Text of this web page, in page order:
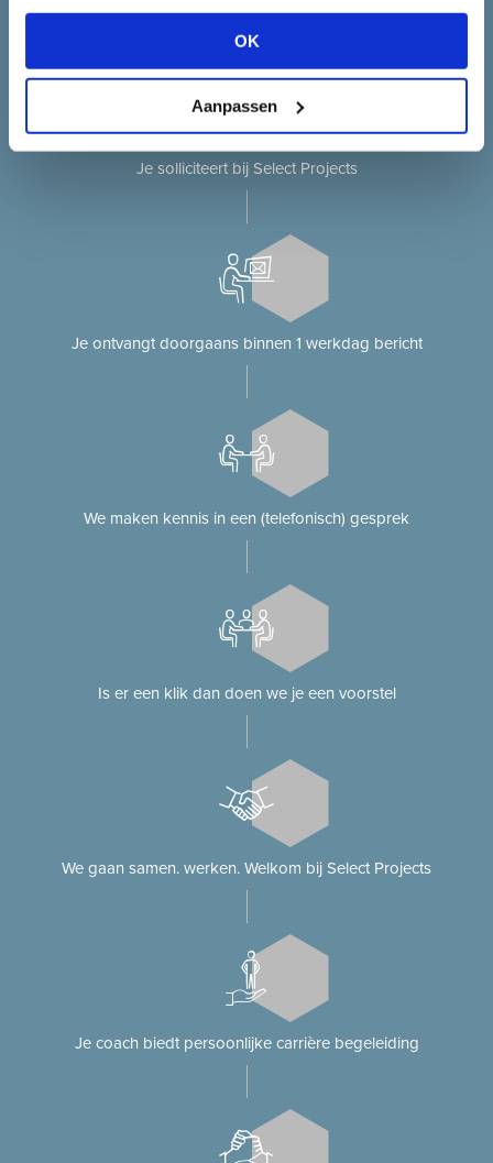
OK
Aanpassen
Je solliciteert op onze website?
Je solliciteert bij Select Projects
Je ontvangt doorgaans binnen 1 werkdag bericht
We maken kennis in een (telefonisch) gesprek
Is er een klik dan doen we je een voorstel
We gaan samen. werken. Welkom bij Select Projects
Je coach biedt persoonlijke carrière begeleiding